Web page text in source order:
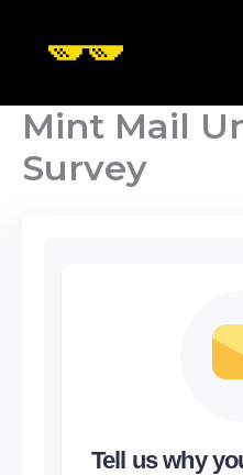
Mint Mail
Survey
Tell us why